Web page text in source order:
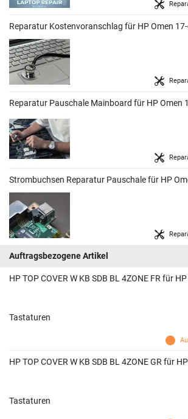
Reparatur Kostenvoranschlag für HP Omen
Reparatur Pauschale Mainboard für HP Omen
Strombuchsen Reparatur Pauschale für HP
Auftragsbezogene Artikel
HP TOP COVER W KB SDB BL 4ZONE FR für
Tastaturen
HP TOP COVER W KB SDB BL 4ZONE GR für
Tastaturen